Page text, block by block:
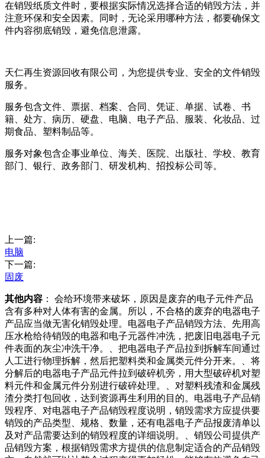
在销毁纸质文件时，要根据实际情况选择合适的销毁方法，并
注意环保和安全因素。同时，无论采用哪种方法，都要确保文
件内容彻底销毁，避免信息泄露。
天仁再生资源回收有限公司，为您提供专业、安全的文件销毁
服务。
服务包含文件、票据、档案、合同、凭证、单据、试卷、书
籍、处方、病历、硬盘、电脑、电子产品、服装、化妆品、过
期食品、塑料制品等。
服务对象包含企事业单位、海关、医院、出版社、学校、教育
部门、银行、政务部门、研发机构、招投标公司等。
上一篇:
电脑
下一篇:
固废
其他内容 ： 会给环境带来破坏，原因是废弃的电子元件产品
含有多种对人体有害的金属。所以，不合格的废弃的电器电子
产品应当做无害化销毁处理。电器电子产品销毁方法、先用高
压水枪给待销毁的电器和电子元器件冲洗，把废旧电器电子元
件表面的灰尘冲洗干净。、把电器电子产品拉到拆解车间通过
人工进行物理拆解，然后把塑料类和金属类元件分开来。、将
分解后的电器电子产品元件拉到破碎机旁，用大型破碎机对塑
料元件和金属元件分别进行破碎处理。、对塑料残渣和金属残
渣分类打包回收，达到资源再生利用的目的。电器电子产品销
毁程序、对电器电子产品销毁程度说明，销毁需求方应提供要
销毁的产品类型、规格、数量，还有电器电子产品报废清单以
及对产品需要达到的销毁程度的详细说明。、销毁公司提供产
品销毁方案，根据销毁需求方提供的信息制定适合的产品销毁